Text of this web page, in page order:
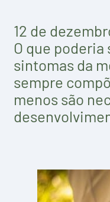
12 de
O que poderia
sintomas da
sempre
menos são